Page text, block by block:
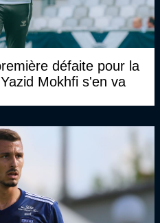
défaite pour la
Mokhfi s'en va